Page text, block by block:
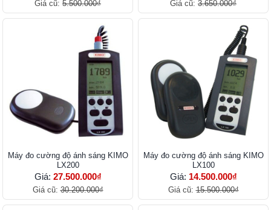
Giá cũ: 5.500.000₫ Giá cũ: 3.650.000₫
Máy đo cường độ ánh sáng KIMO
LX200
Giá: 27.500.000₫
Giá cũ:30.200.000₫
Máy đo cường độ ánh sáng KIMO
LX100
Giá: 14.500.000₫
Giá cũ:15.500.000₫